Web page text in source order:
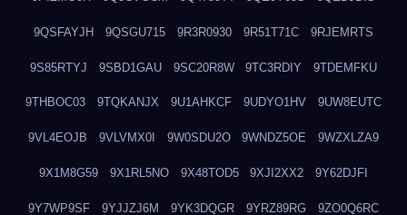
9QSFAYJH 9QSGU715 9R3R0930 9R51T71C 9RJEMRTS
9S85RTYJ 9SBD1GAU 9SC20R8W 9TC3RDIY 9TDEMFKU
9THBOC03 9TQKANJX 9U1AHKCF 9UDYO1HV 9UW8EUTC
9VL4EOJB 9VLVMX0I 9W0SDU2O 9WNDZ5OE 9WZXLZA9
9X1M8G59 9X1RL5NO 9X48TOD5 9XJI2XX2 9Y62DJFI
9Y7WP9SF 9YJJZJ6M 9YK3DQGR 9YRZ89RG 9ZO0Q6RC